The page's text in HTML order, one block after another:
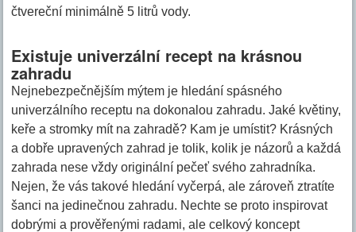
čtvereční minimálně 5 litrů vody.
Existuje univerzální recept na krásnou
zahradu
Nejnebezpečnějším mýtem je hledání spásného
univerzálního receptu na dokonalou zahradu. Jaké květiny,
keře a stromky mít na zahradě? Kam je umístit? Krásných
a dobře upravených zahrad je tolik, kolik je názorů a každá
zahrada nese vždy originální pečeť svého zahradníka.
Nejen, že vás takové hledání vyčerpá, ale zároveň ztratíte
šanci na jedinečnou zahradu. Nechte se proto inspirovat
dobrými a prověřenými radami, ale celkový koncept